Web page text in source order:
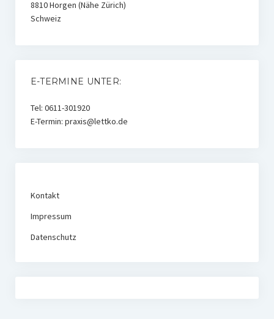
8810 Horgen (Nähe Zürich)
Schweiz
E-TERMINE UNTER:
Tel: 0611-301920
E-Termin: praxis@lettko.de
Kontakt
Impressum
Datenschutz